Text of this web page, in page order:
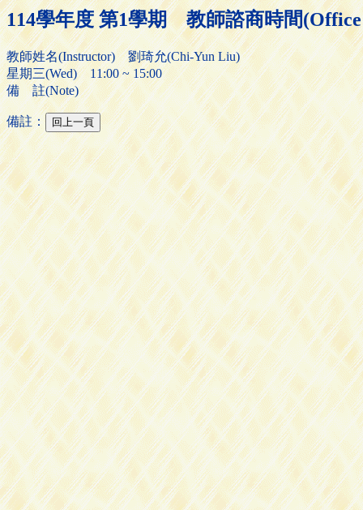
114學年度 第1學期 教師諮商時間
教師姓名(Instructor) 劉琦允(Chi-Yun Liu)
星期三(Wed) 11:00 ~ 15:00
備 註(Note)
備註：